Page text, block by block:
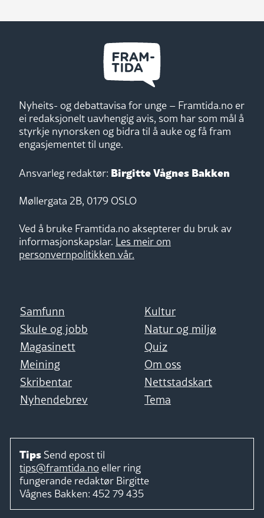
Nyheits- og debattavisa for unge – Framtida.no er
ei redaksjonelt uavhengig avis, som har som mål å
styrkje nynorsken og bidra til å auke og få fram
engasjementet til unge.
Ansvarleg redaktør: Birgitte Vågnes Bakken
Møllergata 2B, 0179 OSLO
Ved å bruke Framtida.no aksepterer du bruk av
informasjonskapslar. Les meir om
personvernpolitikken vår.
Samfunn
Kultur
Skule og jobb
Natur og miljø
Magasinett
Quiz
Meining
Om oss
Skribentar
Nettstadskart
Nyhendebrev
Tema
Tips Send epost til
tips@framtida.no eller ring
fungerande redaktør Birgitte
Vågnes Bakken: 452 79 435